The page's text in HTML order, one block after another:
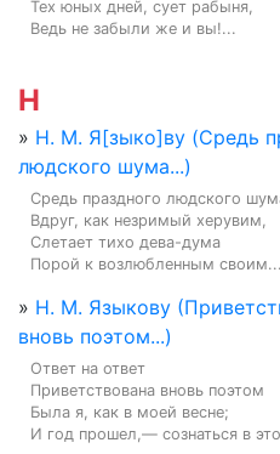
Тех юных дней, сует рабыня,
Ведь не забыли же и вы!...
Н
» Н. М. Я[зыко]ву (Средь
людского шума...)
Средь праздного людского
Вдруг, как незримый херувим,
Слетает тихо дева-дума
Порой к возлюбленным
» Н. М. Языкову
вновь поэтом...)
Ответ на ответ
Приветствована вновь поэтом
Была я, как в моей весне;
И год прошел,— сознаться в